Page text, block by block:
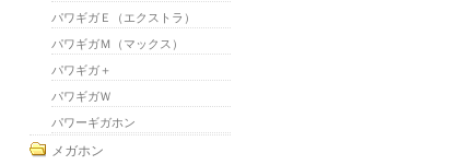
パワギガＥ（エクストラ）
パワギガＭ（マックス）
パワギガ＋
パワギガＷ
パワーギガホン
メガホン